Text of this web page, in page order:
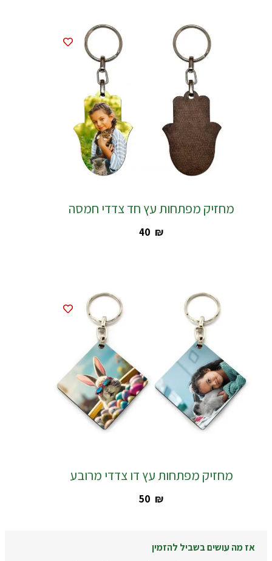
מחזיק מפתחות עץ חד צדדי חמסה
‎40 ₪
מחזיק מפתחות עץ דו צדדי מרובע
‎50 ₪
אז מה עושים בשביל להזמין